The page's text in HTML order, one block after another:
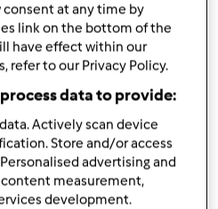
bez pestek
pokrojonych w
łyżki gęstego jogurtu
at any time by
link on the bottom of the
have effect within our
refer to our Privacy Policy.
data to provide:
Actively scan device
Store and/or access
advertising and
measurement,
development.